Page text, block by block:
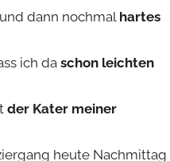
und dann nochmal hartes
ich da schon leichten
der Kater meiner
heute Nachmittag